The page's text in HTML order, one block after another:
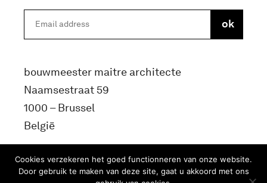
bouwmeester maitre architecte
Naamsestraat 59
1000 – Brussel
België
info@bma.brussels
Cookies verzekeren het goed functionneren van onze website.
Door gebruik te maken van deze site, gaat u akkoord met ons